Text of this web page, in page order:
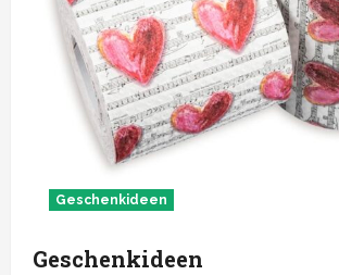
Geschenkideen
Geschenkideen